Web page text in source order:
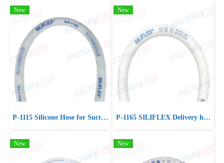
New
P-1115 Silicone Hose for Suction & Delivery Food Product
New
P-1165 SILIFLEX Delivery high& low temperature Food, Chemical
New New